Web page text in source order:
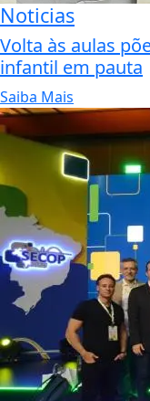
Noticias
Volta às aulas
infantil em pauta
Saiba Mais